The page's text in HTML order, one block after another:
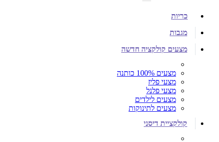
כריות
מגבות
מצעים קולקציה חדשה
מצעים 100% כותנה
מצעי פליז
מצעי פלנל
מצעים לילדים
מצעים לתינוקות
קולקציית דיסני